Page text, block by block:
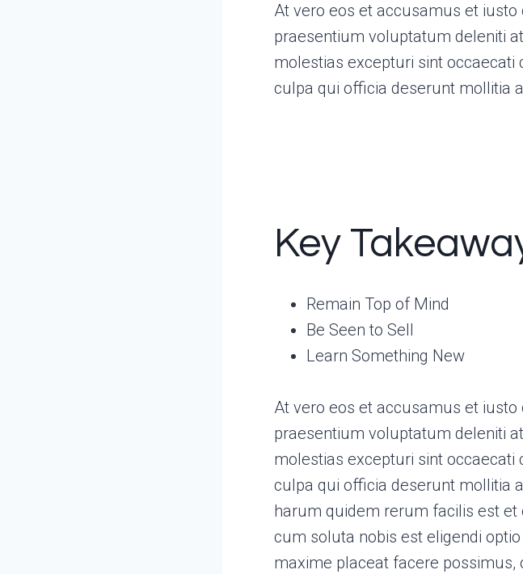
At vero eos et accusamus et
praesentium voluptatum deleniti
molestias excepturi sint occaecati
culpa qui officia deserunt mollitia
Key
Remain Top of Mind
Be Seen to Sell
Learn Something New
At vero eos et accusamus et
praesentium voluptatum deleniti
molestias excepturi sint occaecati
culpa qui officia deserunt mollitia
harum quidem rerum facilis est et
cum soluta nobis est eligendi
maxime placeat facere